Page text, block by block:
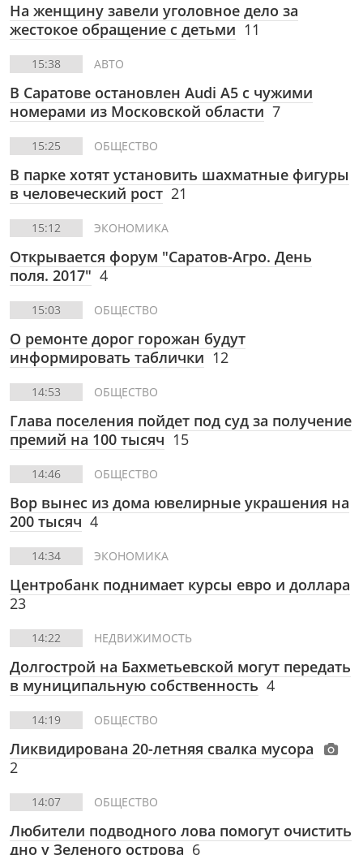
На женщину завели уголовное дело за
жестокое обращение с детьми 11
15:38 АВТО
В Саратове остановлен Audi A5 с чужими
номерами из Московской области 7
15:25 ОБЩЕСТВО
В парке хотят установить шахматные фигуры
в человеческий рост 21
15:12 ЭКОНОМИКА
Открывается форум "Саратов-Агро. День
поля. 2017" 4
15:03 ОБЩЕСТВО
О ремонте дорог горожан будут
информировать таблички 12
14:53 ОБЩЕСТВО
Глава поселения пойдет под суд за получение
премий на 100 тысяч 15
14:46 ОБЩЕСТВО
Вор вынес из дома ювелирные украшения на
200 тысяч 4
14:34 ЭКОНОМИКА
Центробанк поднимает курсы евро и доллара
23
14:22 НЕДВИЖИМОСТЬ
Долгострой на Бахметьевской могут передать
в муниципальную собственность 4
14:19 ОБЩЕСТВО
Ликвидирована 20-летняя свалка мусора
2
14:07 ОБЩЕСТВО
Любители подводного лова помогут очистить
дно у Зеленого острова 6